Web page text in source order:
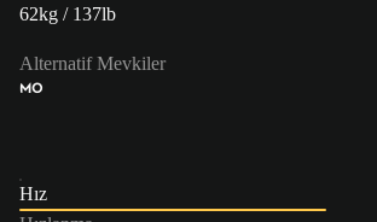
62kg / 137lb
Alternatif Mevkiler
MO
Hız